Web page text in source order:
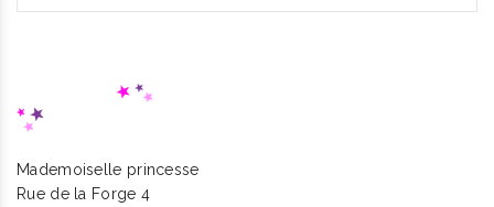
Mademoiselle princesse
Rue de la Forge 4